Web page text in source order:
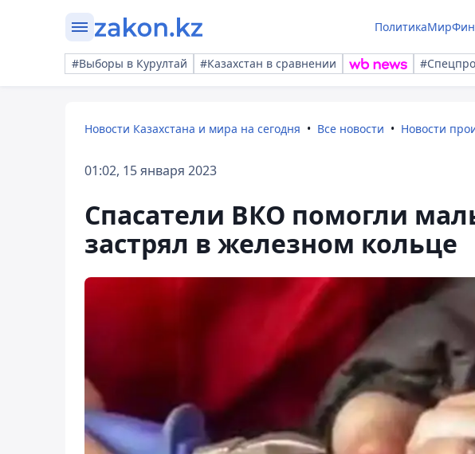
ПолитикаМир
#Выборы в Курултай #Казахстан в сравнении
Новости Казахстана и мира на сегодня Все новости Новости
01:02, 15 января 2023
Спасатели ВКО помогли
застрял в железном кольце